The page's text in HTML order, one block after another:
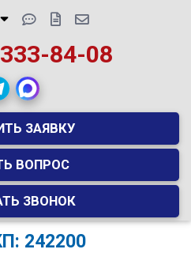
84-08
ЗАЯВКУ
ВОПРОС
ЗВОНОК
242200